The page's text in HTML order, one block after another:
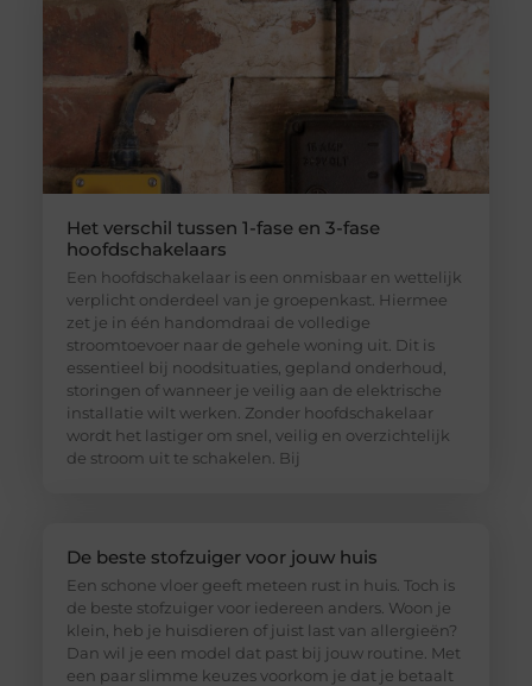
Het verschil tussen 1-fase en 3-fase
hoofdschakelaars
Een hoofdschakelaar is een onmisbaar en wettelijk
verplicht onderdeel van je groepenkast. Hiermee
zet je in één handomdraai de volledige
stroomtoevoer naar de gehele woning uit. Dit is
essentieel bij noodsituaties, gepland onderhoud,
storingen of wanneer je veilig aan de elektrische
installatie wilt werken. Zonder hoofdschakelaar
wordt het lastiger om snel, veilig en overzichtelijk
de stroom uit te schakelen. Bij
De beste stofzuiger voor jouw huis
Een schone vloer geeft meteen rust in huis. Toch is
de beste stofzuiger voor iedereen anders. Woon je
klein, heb je huisdieren of juist last van allergieën?
Dan wil je een model dat past bij jouw routine. Met
een paar slimme keuzes voorkom je dat je betaalt